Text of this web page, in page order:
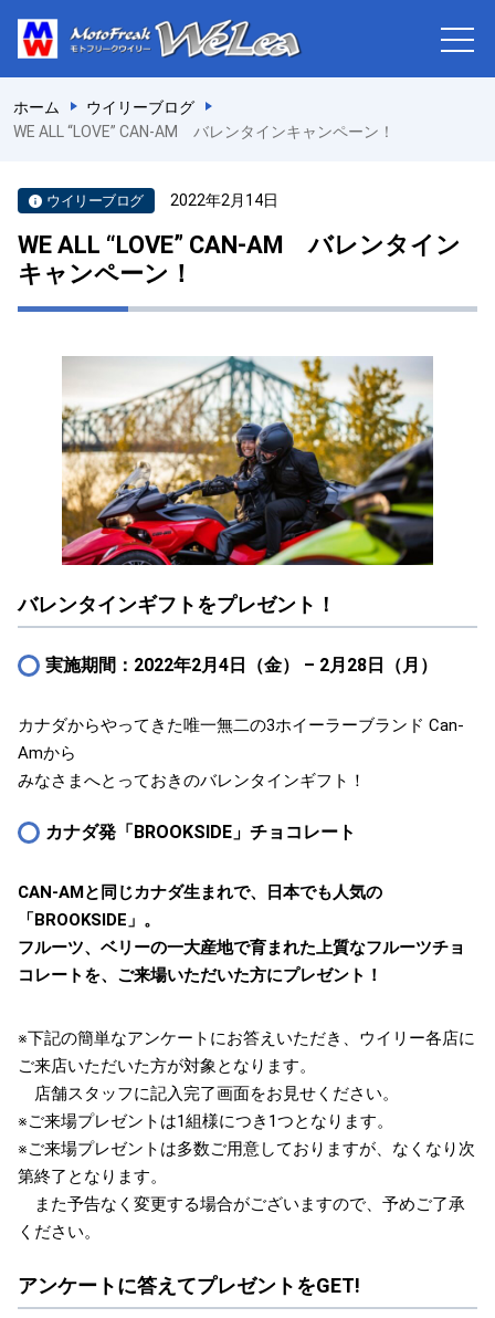
ホーム
ウイリーブログ
WE ALL “LOVE” CAN-AM バレンタインキャンペーン！
ウイリーブログ 2022年2月14日
WE ALL “LOVE” CAN-AM バレンタイン
キャンペーン！
バレンタインギフトをプレゼント！
実施期間：2022年2月4日（金） – 2月28日（月）
カナダからやってきた唯一無二の3ホイーラーブランド Can-
Amから
みなさまへとっておきのバレンタインギフト！
カナダ発「BROOKSIDE」チョコレート
CAN-AMと同じカナダ生まれで、日本でも人気の
「BROOKSIDE」。
フルーツ、ベリーの一大産地で育まれた上質なフルーツチョ
コレートを、ご来場いただいた方にプレゼント！
※下記の簡単なアンケートにお答えいただき、ウイリー各店に
ご来店いただいた方が対象となります。
店舗スタッフに記入完了画面をお見せください。
※ご来場プレゼントは1組様につき1つとなります。
※ご来場プレゼントは多数ご用意しておりますが、なくなり次
第終了となります。
また予告なく変更する場合がございますので、予めご了承
ください。
アンケートに答えてプレゼントをGET!